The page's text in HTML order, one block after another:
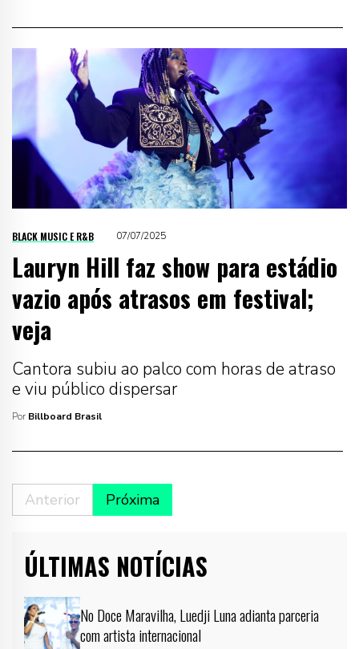
BLACK MUSIC E R&B 07/07/2025
Lauryn Hill faz show para estádio
vazio após atrasos em festival;
veja
Cantora subiu ao palco com horas de atraso
e viu público dispersar
Por Billboard Brasil
Anterior Próxima
ÚLTIMAS NOTÍCIAS
No Doce Maravilha, Luedji Luna adianta parceria
com artista internacional